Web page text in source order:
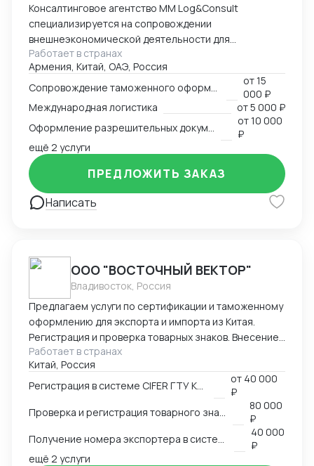
Консалтинговое агентство MM Log&Consult
специализируется на сопровождении
внешнеэкономической деятельности для
участников международного рынка из России и
Армении. Наш опыт в сфере ВЭД более 13 лет
позволяет нам оказывать качественные
консалтинговые услуги для компаний, решивших
выйти на международный рынок. MM Log&Consult
поможет организовать международный бизнес в
Вашей компании в требуемых масштабах: -
организация и внедрение ВЭД с нуля; -
консультирование и разработка стратегии
внедрения ВЭД в компанию силами заказчика; -
сопровождение международной сделки разово или
Работает в странах
Армения, Китай, ОАЭ, Россия
от15
000 ₽
Международная логистика
от5 000 ₽
от10 000
₽
ещё 2 услуги
Написать
ПРЕДЛОЖИТЬ ЗАКАЗ
ООО "ВОСТОЧНЫЙ ВЕКТОР"
Владивосток, Россия
Предлагаем услуги по сертификации и таможенному
оформлению для экспорта и импорта из Китая.
Регистрация и проверка товарных знаков. Внесение
в таможенный реестр товарных знаков.
Изготовление маркировки для пищевой продукции
для реализации в Китае. Получение номера
HS и CIQ кодов.
Работает в странах
Китай, Россия
от 40 000
₽
80 000
₽
40 000
₽
ещё 2 услуги